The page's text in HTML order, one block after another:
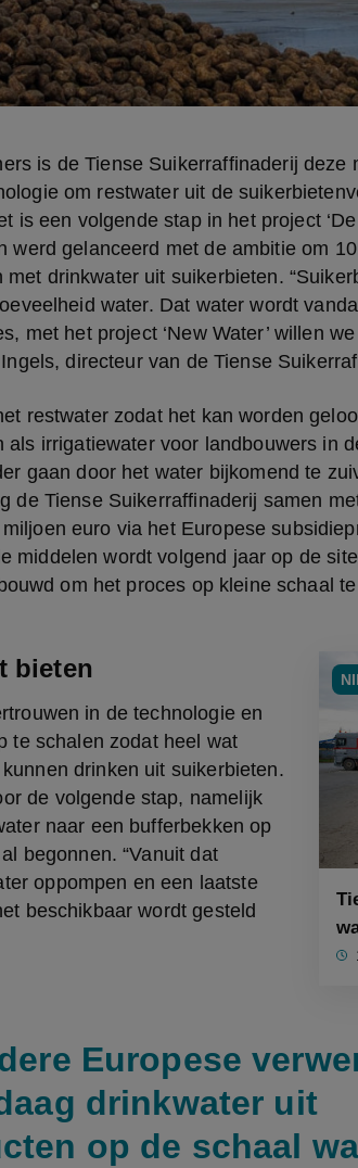
is de Tiense Suikerraffinaderij deze
om restwater uit de
is een volgende stap in het project
werd gelanceerd met de ambitie om
drinkwater uit suikerbieten.
water. Dat water wordt
met het project ‘New Water’ willen
directeur van de Tiense
restwater zodat het kan worden
irrigatiewater voor landbouwers in
gaan door het water bijkomend te
de Tiense Suikerraffinaderij samen
euro via het Europese
middelen wordt volgend jaar op de
om het proces op kleine schaal
bieten
in de technologie en
te schalen zodat heel wat
drinken uit suikerbieten.
de volgende stap, namelijk
naar een bufferbekken op
begonnen. “Vanuit dat
oppompen en een laatste
beschikbaar wordt gesteld
Europese
drinkwater uit
op de schaal